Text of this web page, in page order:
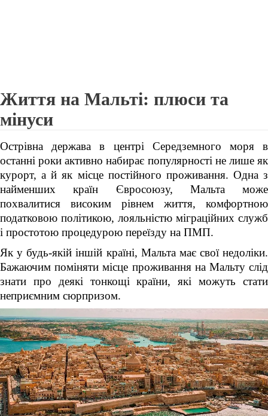
Життя на Мальті: плюси та
мінуси
Острівна держава в центрі Середземного моря в
останні роки активно набирає популярності не лише як
курорт, а й як місце постійного проживання. Одна з
найменших країн Євросоюзу, Мальта може
похвалитися високим рівнем життя, комфортною
податковою політикою, лояльністю міграційних служб
і простотою процедурою переїзду на ПМП.
Як у будь-якій іншій країні, Мальта має свої недоліки.
Бажаючим поміняти місце проживання на Мальту слід
знати про деякі тонкощі країни, які можуть стати
неприємним сюрпризом.